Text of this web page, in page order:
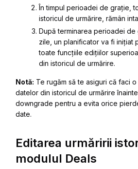
În timpul perioadei de grație,
istoricul de urmărire, rămân
După terminarea perioadei
zile, un planificator va fi inițiat
toate funcțiile edițiilor
din istoricul de urmărire.
Notă: Te rugăm să te asiguri că faci
datelor din istoricul de urmărire
downgrade pentru a evita orice
date.
Editarea urmăririi
modulul Deals